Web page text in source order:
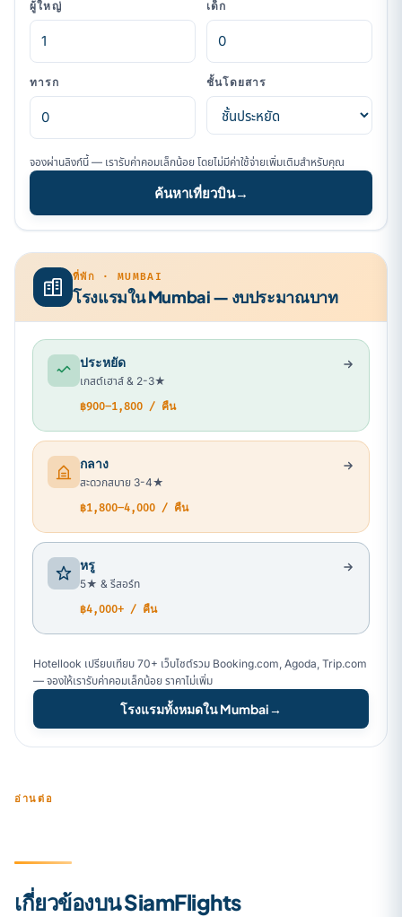
ผู้ใหญ่ เด็ก
ทารก ชั้นโดยสาร
จองผ่านลิงก์นี้ — เรารับค่าคอมเล็กน้อย โดยไม่มีค่าใช้จ่ายเพิ่มเติมสำหรับคุณ
ค้นหาเที่ยวบิน→
ที่พัก · MUMBAI
โรงแรมใน Mumbai — งบประมาณบาท
ประหยัด
เกสต์เฮาส์ & 2-3★
฿900–1,800 / คืน
กลาง
สะดวกสบาย 3-4★
฿1,800–4,000 / คืน
หรู
5★ & รีสอร์ท
฿4,000+ / คืน
Hotellook เปรียบเทียบ 70+ เว็บไซต์รวม Booking.com, Agoda, Trip.com
— จองให้เรารับค่าคอมเล็กน้อย ราคาไม่เพิ่ม
โรงแรมทั้งหมดใน Mumbai→
อ่านต่อ
เกี่ยวข้องบน SiamFlights